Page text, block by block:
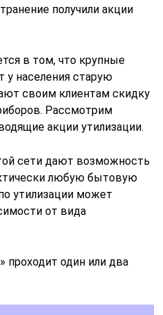
получили акции
в том, что крупные
населения старую
своим клиентам скидку
Рассмотрим
акции утилизации.
сети дают возможность
любую бытовую
утилизации может
от вида
проходит один или два